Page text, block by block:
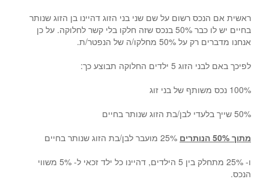
ראשית אם הנכס רשום על שם שני בני הזוג דהיינו בן הזוג שנותר
בחיים יש לו כבר 50% בנכס שזה חלקו בלי קשר לחלוקה. על כן
אנחנו מדברים רק על 50% מחלקו/ה של הנפטר/ת.
לפיכך באם לבני הזוג 5 ילדים החלוקה תבוצע כך:
100% נכס משותף של בני זוג
50% שייך בלעדי לבן/בת הזוג שנותר בחיים
מתוך 50% הנותרים
ו- 25% מתחלק בין 5 הילדים, דהיינו כל ילד זכאי ל- 5% משווי
הנכס.